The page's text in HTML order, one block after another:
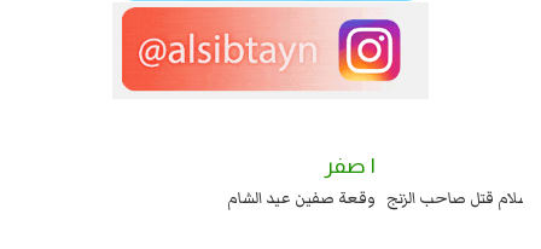
السبايا عند يزيد شهادة زيد بن علي بن الحسين عليهما السلام قتل صاحب الزنج